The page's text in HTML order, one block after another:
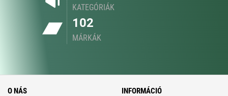
KATEGÓRIÁK
102
MÁRKÁK
O NÁS INFORMÁCIÓ